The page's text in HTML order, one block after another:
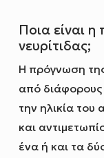
Ποια είναι
νευρίτιδας;
Η πρόγνωση της
από διάφορους
την ηλικία
και
ένα ή και τα